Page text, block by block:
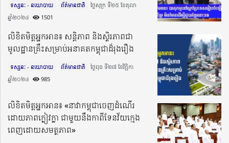
ទស្សនៈ - នយោបាយ ព័ត៌មានជាតិ
ថ្ងៃសុក្រ ទី២៥ ខែតុលា
ឆ្នាំ២០២៤​
1501
លិខិតមិត្តអ្នកអាន៖ សន្តិភាព និងស្ថិរភាពជា
មូលដ្ឋានគ្រឹះសម្រាប់អនាគតកម្ពុជាដ៏រុងរឿង
ទស្សនៈ - នយោបាយ ព័ត៌មានជាតិ
ថ្ងៃពុធ ទី២៧ ខែវិច្ឆិកា
ឆ្នាំ២០២៤​
985
លិខិតមិត្តអ្នកអាន៖ «នាវាកម្ពុជាចេញដំណើរ
ដោយភាពក្លៀវក្លា ជាមួយនឹងកាពីទែនវ័យក្មេង
ពេញដោយសមត្ថភាព»